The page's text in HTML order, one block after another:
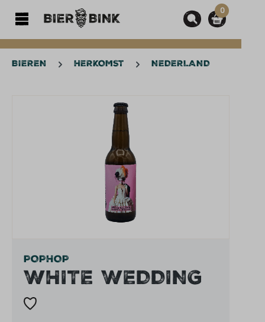
0
BIEREN HERKOMST NEDERLAND
Afbeeldingengalerij overslaan
POPHOP
WHITE WEDDING